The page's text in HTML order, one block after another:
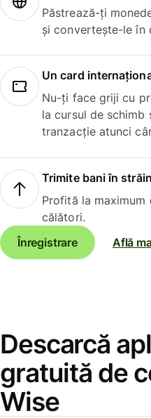
Păstrează-ți
și convertește-le în
Un card
Nu-ți face griji cu
la cursul de schimb
tranzacție atunci
Trimite bani în
Profită la maximum
călători.
Înregistrare
Află
Descarcă
gratuită de
Wise